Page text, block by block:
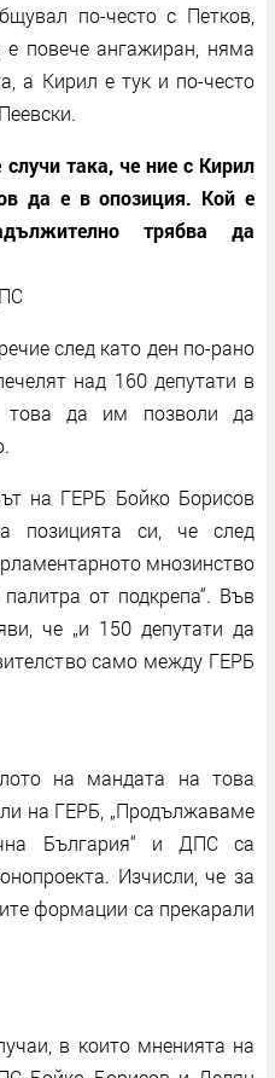
по-често с Петков,
е повече ангажиран, няма
а Кирил е тук и по-често
така, че ние с Кирил
да е в опозиция. Кой е
трябва да
след като ден по-рано
над 160 депутати в
това да им позволи да
на ГЕРБ Бойко Борисов
позицията си, че след
мнозинство
от подкрепа“. Във
че „и 150 депутати да
само между ГЕРБ
на мандата на това
на ГЕРБ, „Продължаваме
България“ и ДПС са
Изчисли, че за
формации са прекарали
в които мненията на